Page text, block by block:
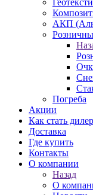
АКП
Погреба
Акции
Как стать
Доставка
Где купить
Контакты
О компании
Назад
О